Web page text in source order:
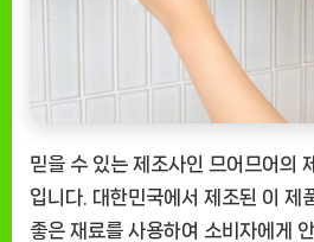
믿을 수 있는 제조사인 므어므어의
입니다. 대한민국에서 제조된 이 제
좋은 재료를 사용하여 소비자에게